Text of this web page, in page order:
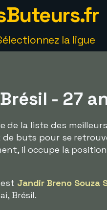
la ligue
- 27
de la liste des
de buts pour se
il occupe la
Jandir Breno Souza
Brésil.